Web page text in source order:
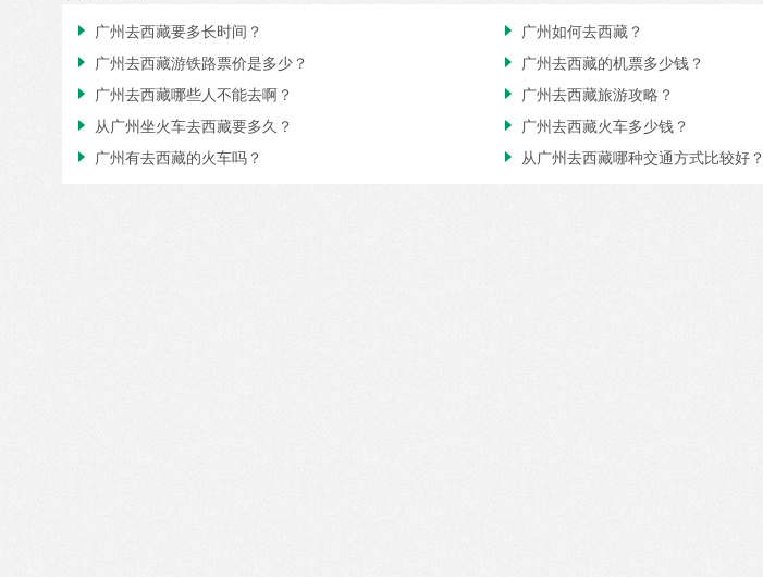
 广州去西藏要多长时间？  广州如何去西藏？
 广州去西藏游铁路票价是多少？  广州去西藏的机票多少钱？
 广州去西藏哪些人不能去啊？  广州去西藏旅游攻略？
 从广州坐火车去西藏要多久？  广州去西藏火车多少钱？
 广州有去西藏的火车吗？  从广州去西藏哪种交通方式比较好？